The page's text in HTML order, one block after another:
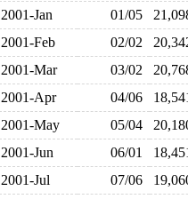
2001-Jan 01/05
2001-Feb
02/02
2001-Mar
03/02
2001-Apr
04/06
2001-May
05/04
2001-Jun
06/01
2001-Jul
07/06